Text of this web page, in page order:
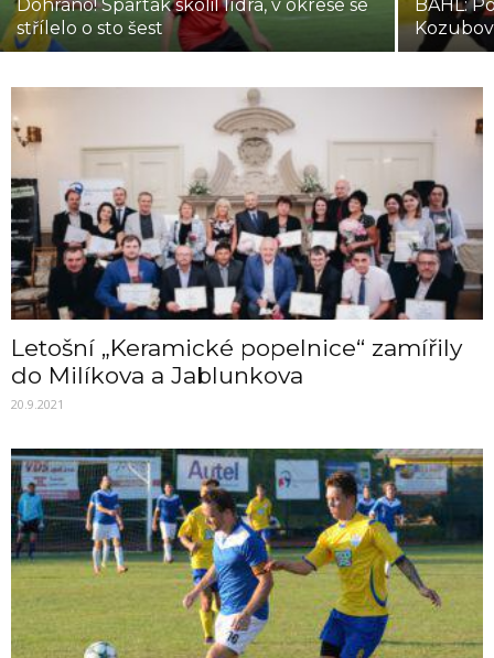
Dohráno! Spartak skolil lídra, v okrese se
střílelo o sto šest
BAHL:
Letošní „Keramické popelnice“ zamířily
do Milíkova a Jablunkova
20.9.2021